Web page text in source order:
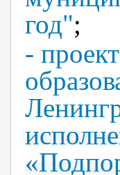
год";
- проект